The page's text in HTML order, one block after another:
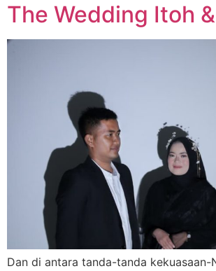
The Wedding Itoh
Dan di antara tanda-tanda kekuasaan-